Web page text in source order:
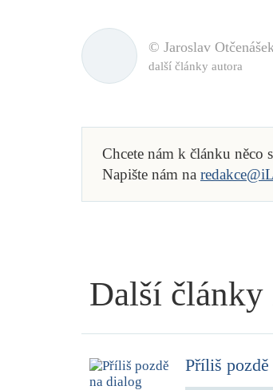
© Jaroslav
další články autora
Chcete nám k článku něco
Napište nám na
Další články
Příliš